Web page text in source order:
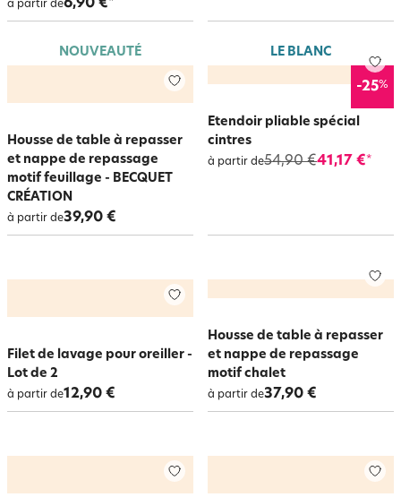
à partir de6,90 €
NOUVEAUTÉ
Housse de table à repasser
et nappe de repassage
motif feuillage - BECQUET
CRÉATION
à partir de39,90 €
LE BLANC
-25%
Etendoir pliable spécial
cintres
à partir de54,90 €41,17 €*
Filet de lavage pour oreiller -
Lot de 2
à partir de12,90 €
Housse de table à repasser
et nappe de repassage
motif chalet
à partir de37,90 €